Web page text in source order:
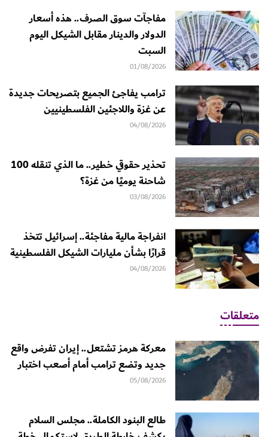
مفاجآت سوق الصرف.. هذه أسعار
الدولار والدينار مقابل الشيكل اليوم
السبت
01/08/2026
ترامب يفاجئ الجميع بتصريحات جديدة
عن غزة واللاجئين الفلسطينيين
04/08/2026
تحذير حقوقي خطير.. ما الذي تنقله 100
شاحنة يوميًا من غزة؟
03/08/2026
انفراجة مالية مفاجئة.. إسرائيل تتخذ
قرارًا بشأن مليارات الشيكل الفلسطينية
04/08/2026
متعلقات
معركة هرمز تشتعل.. إيران تفرض واقع
جديد وتضع ترامب أمام أصعب اختبار
05/08/2026
طالع البنود الكاملة.. مجلس السلام